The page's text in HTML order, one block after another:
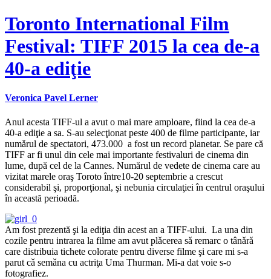
Toronto International Film
Festival: TIFF 2015 la cea de-a
40-a ediţie
Veronica Pavel Lerner
Anul acesta TIFF-ul a avut o mai mare amploare, fiind la cea de-a
40-a ediţie a sa. S-au selecţionat peste 400 de filme participante, iar
numǎrul de spectatori, 473.000 a fost un record planetar. Se pare că
TIFF ar fi unul din cele mai importante festivaluri de cinema din
lume, după cel de la Cannes. Numărul de vedete de cinema care au
vizitat marele oraş Toroto între10-20 septembrie a crescut
considerabil şi, proporţional, şi nebunia circulaţiei în centrul oraşului
în această perioadă.
Am fost prezentă şi la ediţia din acest an a TIFF-ului. La una din
cozile pentru intrarea la filme am avut plǎcerea sǎ remarc o tânǎrǎ
care distribuia tichete colorate pentru diverse filme şi care mi s-a
parut cǎ semǎna cu actriţa Uma Thurman. Mi-a dat voie s-o
fotografiez.